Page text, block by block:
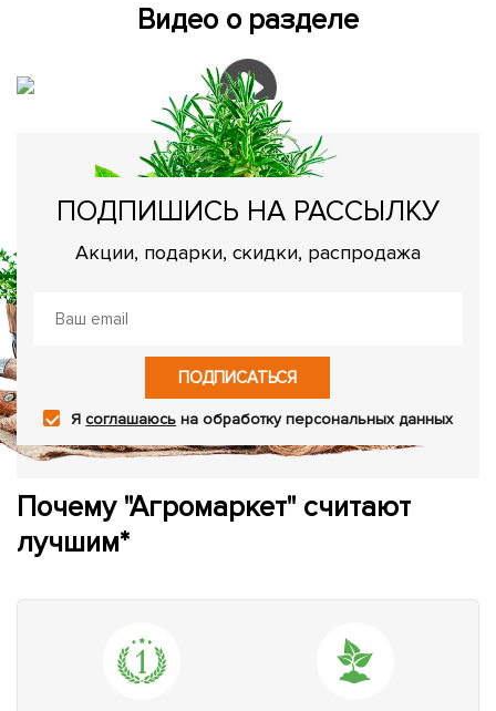
Видео о разделе
ПОДПИШИСЬ НА РАССЫЛКУ
Акции, подарки, скидки, распродажа
ПОДПИСАТЬСЯ
Ясоглашаюсь на обработку персональных данных
Почему "Агромаркет" считают
лучшим*